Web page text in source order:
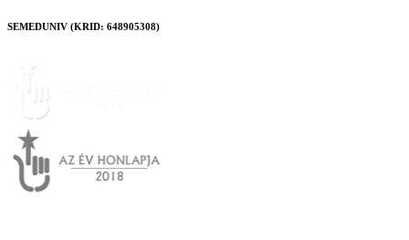
SEMEDUNIV (KRID: 648905308)